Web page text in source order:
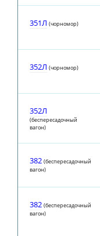
351Л (чорномор)
352Л (чорномор)
352Л
(беспересадочный
вагон)
382 (беспересадочный
вагон)
382 (беспересадочный
вагон)